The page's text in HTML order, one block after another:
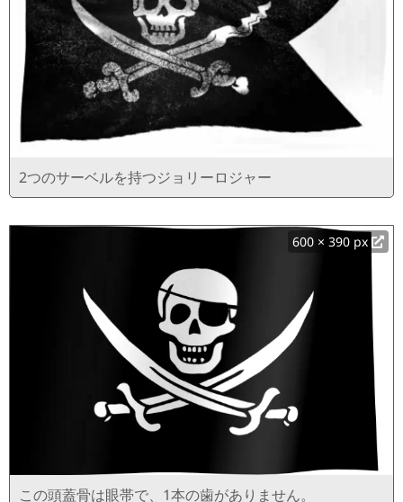
2つのサーベルを持つジョリーロジャー
600 × 390 px
この頭蓋骨は眼帯で、1本の歯がありません。